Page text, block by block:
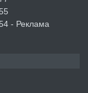
И
- Реклама